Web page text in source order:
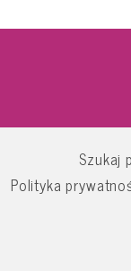
Szukaj
Polityka